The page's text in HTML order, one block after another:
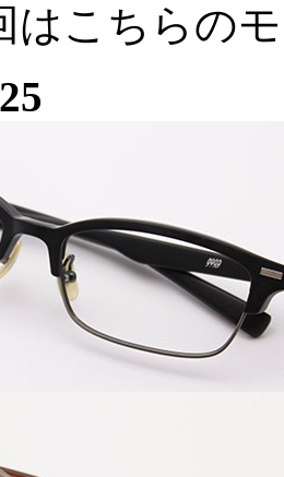
はこちらの